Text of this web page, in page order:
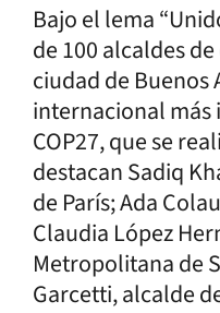
Bajo el lema
de 100 alcaldes
ciudad de Buenos
internacional más
COP27, que se
destacan Sadiq
de París; Ada
Claudia López
Metropolitana de
Garcetti, alcalde